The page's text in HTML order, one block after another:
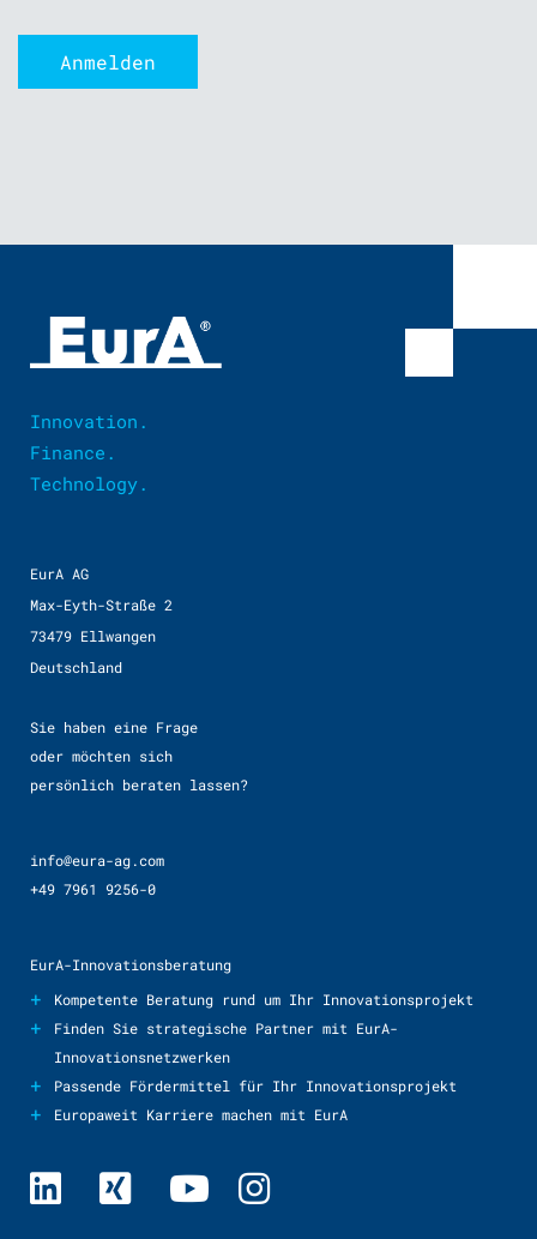
Innovation.
Finance.
Technology.
EurA AG
Max-Eyth-Straße 2
73479 Ellwangen
Deutschland
Sie haben eine Frage
oder möchten sich
persönlich beraten lassen?
info@eura-ag.com
+49 7961 9256-0
EurA-Innovationsberatung
+ Kompetente Beratung rund um Ihr Innovationsprojekt
+
Finden Sie strategische Partner mit EurA-
Innovationsnetzwerken
+ Passende Fördermittel für Ihr Innovationsprojekt
+ Europaweit Karriere machen mit EurA